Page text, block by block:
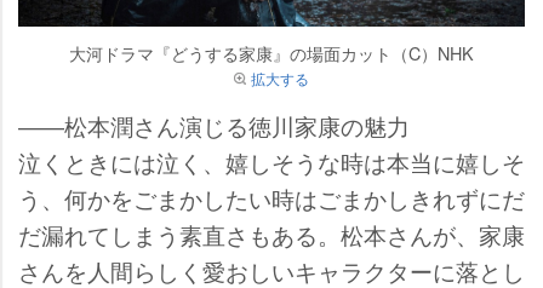
大河ドラマ『どうする家康』の場面カット（C）NHK
拡大する
――松本潤さん演じる徳川家康の魅力
泣くときには泣く、嬉しそうな時は本当に嬉しそ
う、何かをごまかしたい時はごまかしきれずにだ
だ漏れてしまう素直さもある。松本さんが、家康
さんを人間らしく愛おしいキャラクターに落とし